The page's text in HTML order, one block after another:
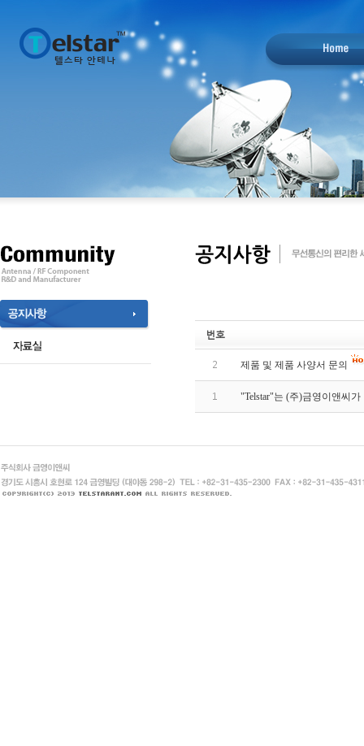
번호
2 제품 및 제품 사양서 문의
1 "Telstar"는 (주)금영이앤씨